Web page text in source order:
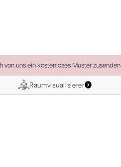
uns ein kostenloses Muster zusenden.
Raumvisualisierer